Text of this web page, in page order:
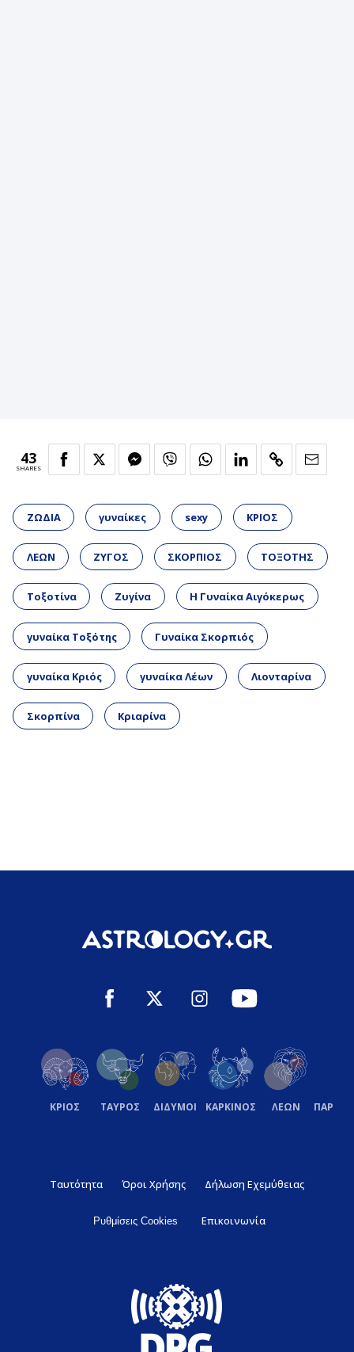
43
SHARES
ΖΩΔΙΑ γυναίκες sexy ΚΡΙΟΣ
ΛΕΩΝ ΖΥΓΟΣ ΣΚΟΡΠΙΟΣ ΤΟΞΟΤΗΣ
Τοξοτίνα Ζυγίνα Η Γυναίκα Αιγόκερως
γυναίκα Τοξότης Γυναίκα Σκορπιός
γυναίκα Κριός γυναίκα Λέων Λιονταρίνα
Σκορπίνα Κριαρίνα
ΚΡΙΟΣ ΤΑΥΡΟΣ ΔΙΔΥΜΟΙ ΚΑΡΚΙΝΟΣ ΛΕΩΝ
Ταυτότητα Όροι Χρήσης Δήλωση Εχεμύθειας
Ρυθμίσεις Cookies Επικοινωνία